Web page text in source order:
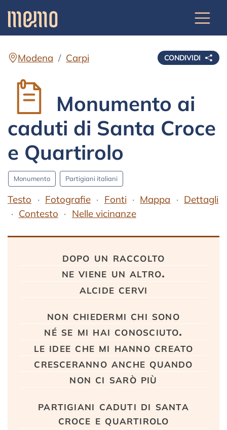
CONDIVIDI
Modena Carpi
Monumento ai
caduti di Santa Croce
e Quartirolo
Monumento Partigiani italiani
Testo Fotografie Fonti Mappa
Dettagli
Contesto
Nelle vicinanze
dopo un raccolto
ne viene un altro.
alcide cervi
non chiedermi chi sono
né se mi hai conosciuto.
le idee che mi hanno creato
cresceranno anche quando
non ci sarò più
partigiani caduti di santa
croce e quartirolo